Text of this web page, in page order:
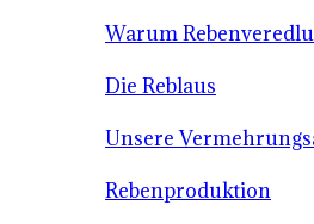
Warum
Die Reblaus
Unsere
Rebenproduktion